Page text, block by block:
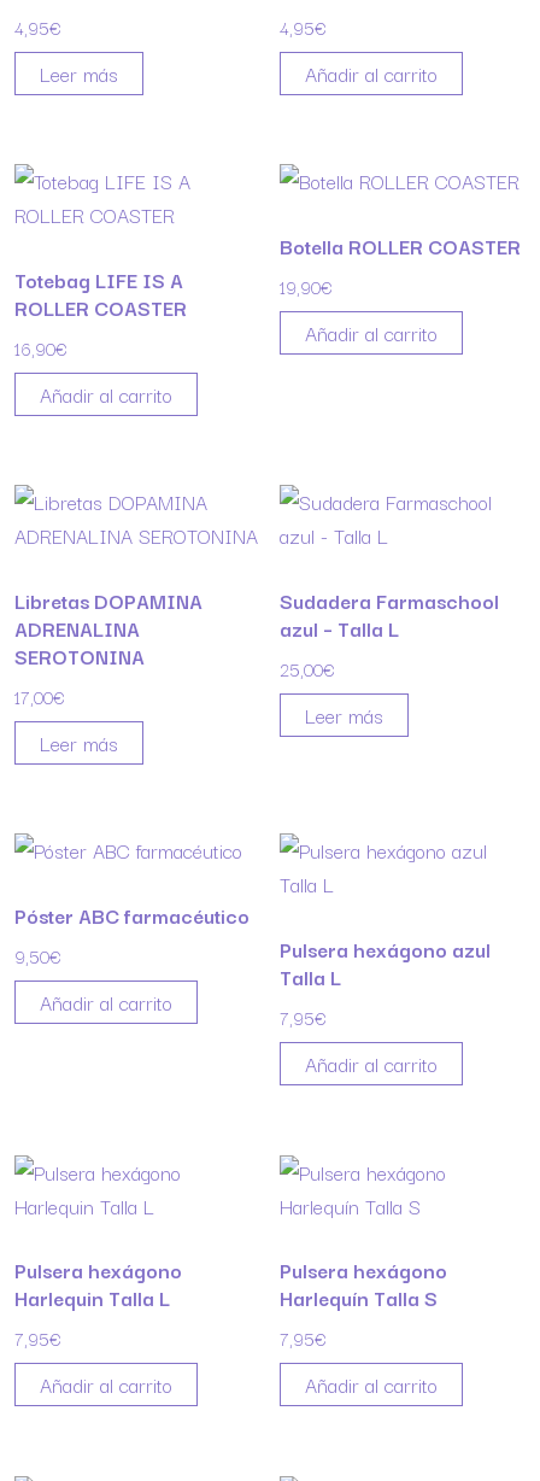
4,95€
Leer más
4,95€
Añadir al carrito
Totebag LIFE IS A
ROLLER COASTER
16,90€
Añadir al carrito
Botella ROLLER COASTER
19,90€
Añadir al carrito
Libretas DOPAMINA
ADRENALINA
SEROTONINA
17,00€
Leer más
Sudadera Farmaschool
azul – Talla L
25,00€
Leer más
Póster ABC farmacéutico
9,50€
Añadir al carrito
Pulsera hexágono azul
Talla L
7,95€
Añadir al carrito
Pulsera hexágono
Harlequin Talla L
7,95€
Añadir al carrito
Pulsera hexágono
Harlequín Talla S
7,95€
Añadir al carrito